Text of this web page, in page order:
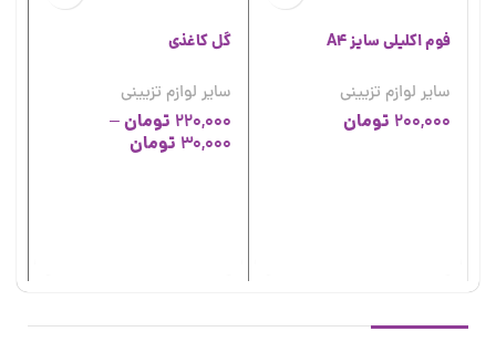
فوم اکلیلی سایز A4
سایر لوازم تزیینی
200,000 تومان
گل کاغذی
سایر لوازم تزیینی
220,000 تومان–
30,000 تومان